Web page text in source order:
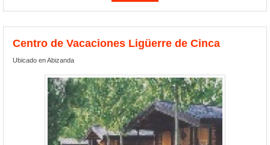
Centro de Vacaciones Ligüerre de Cinca
Ubicado en Abizanda